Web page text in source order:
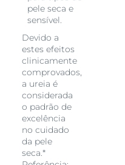
pele seca e
sensível.
Devido a
estes efeitos
clinicamente
comprovados,
a ureia é
considerada
o padrão de
excelência
no cuidado
da pele
seca.*